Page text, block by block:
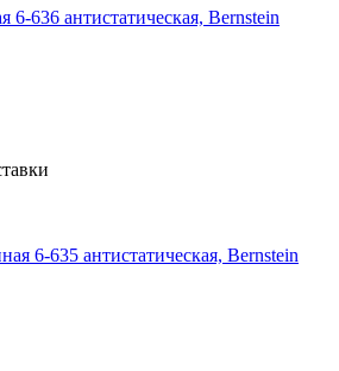
6-636 антистатическая, Bernstein